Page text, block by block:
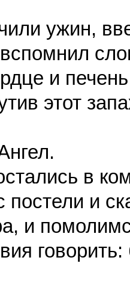
ужин,
и
этот
в
постели и
и